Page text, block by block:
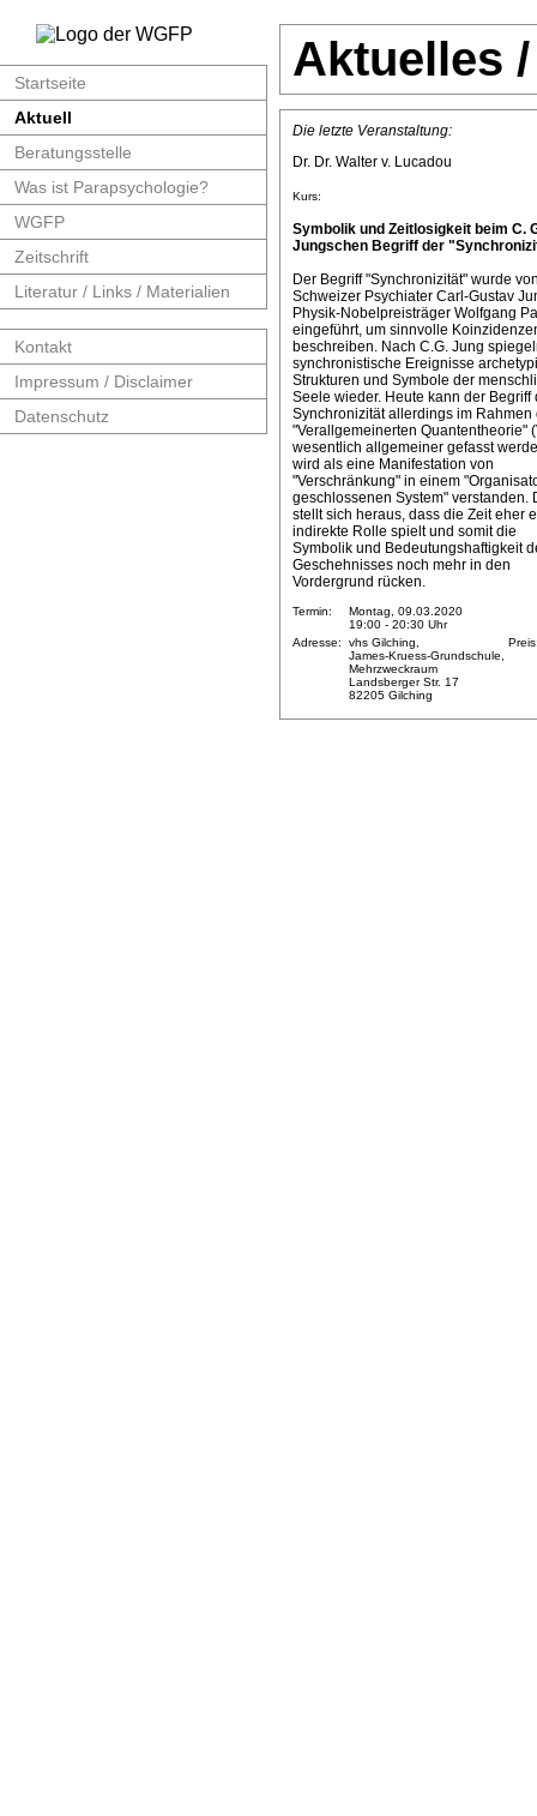
Startseite
Aktuell
Beratungsstelle
Was ist Parapsychologie?
WGFP
Zeitschrift
Literatur / Links / Materialien
Kontakt
Impressum / Disclaimer
Datenschutz
Aktuelles
Die letzte Veranstaltung:
Dr. Dr. Walter v. Lucadou
Kurs:
Symbolik und Zeitlosigkeit beim C.
Jungschen Begriff der
Der Begriff "Synchronizität" wurde
Schweizer Psychiater Carl-Gustav
Physik-Nobelpreisträger Wolfgang
eingeführt, um sinnvolle
beschreiben. Nach C.G. Jung
synchronistische Ereignisse
Strukturen und Symbole der
Seele wieder. Heute kann der Begriff
Synchronizität allerdings im Rahmen
"Verallgemeinerten Quantentheorie"
wesentlich allgemeiner gefasst
wird als eine Manifestation von
"Verschränkung" in einem
geschlossenen System" verstanden.
stellt sich heraus, dass die Zeit eher
indirekte Rolle spielt und somit die
Symbolik und Bedeutungshaftigkeit
Geschehnisses noch mehr in den
Vordergrund rücken.
Termin:
Montag, 09.03.2020
19:00 - 20:30 Uhr
Adresse:
vhs Gilching,
James-Kruess-Grundschule,
Mehrzweckraum
Landsberger Str. 17
82205 Gilching